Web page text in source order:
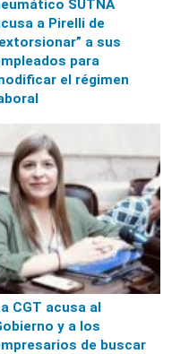
SUTNA
a Pirelli de
a sus
para
el régimen
CGT acusa al
y a los
de buscar